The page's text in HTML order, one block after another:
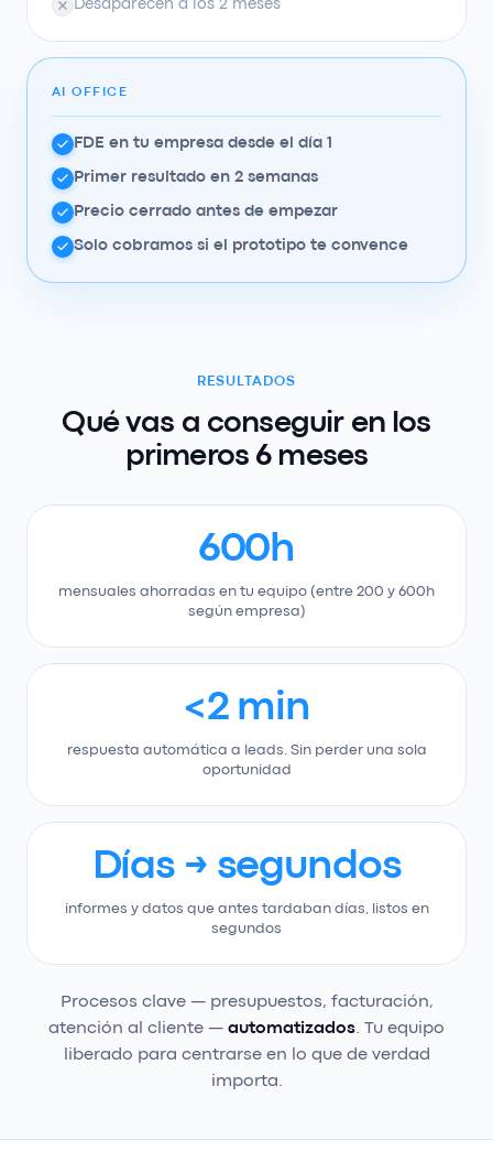
Desaparecen a los 2 meses
AI OFFICE
FDE en tu empresa desde el día 1
Primer resultado en 2 semanas
Precio cerrado antes de empezar
Solo cobramos si el prototipo te convence
RESULTADOS
Qué vas a conseguir en los
primeros 6 meses
600h
mensuales ahorradas en tu equipo (entre 200 y 600h
según empresa)
<2 min
respuesta automática a leads. Sin perder una sola
oportunidad
Días → segundos
informes y datos que antes tardaban días, listos en
segundos
Procesos clave — presupuestos, facturación,
atención al cliente — automatizados. Tu equipo
liberado para centrarse en lo que de verdad
importa.